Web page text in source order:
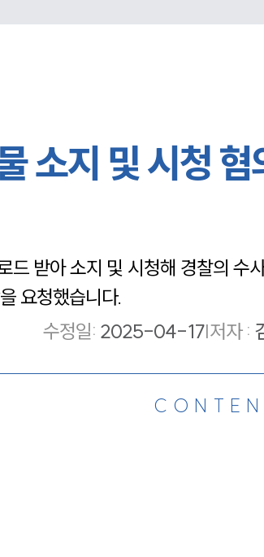
소지 및 시청 혐
받아 소지 및 시청해 경찰의 수
요청했습니다.
수정일: 2025-04-17|저자 :